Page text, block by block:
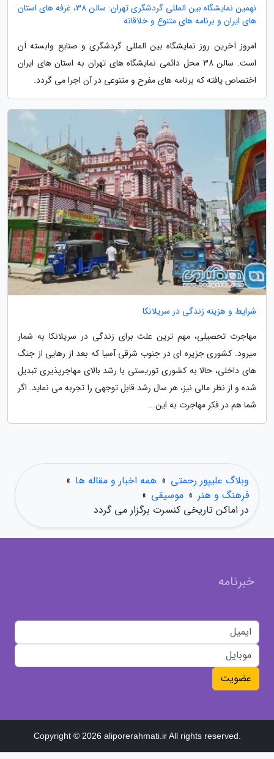
نهمین نمایشگاه بین المللی گردشگری تهران: سالن 38، غرفه های استان
های ایران و برنامه های متنوع و خلاقانه
امروز آخرین روز نمایشگاه بین المللی گردشگری و صنایع وابسته آن
است. سالن 38 محل دائمی نمایشگاه های تهران به استان های ایران
اختصاص یافته که برنامه های مفرح و متنوعی در آن اجرا می گردد.
شرایط و هزینه زندگی در سریلانکا
مهاجرت تحصیلی، مهم ترین علت برای زندگی در سریلانکا به شمار
میرود. کشوری جزیره ای در جنوب شرقی آسیا که بعد از رهایی از جنگ
های داخلی، حالا به کشوری توریستی با رشد بالای مهاجرپذیری تبدیل
شده و از نظر مالی نیز، هر سال رشد قابل توجهی را تجربه می نماید. اگر
شما هم در فکر مهاجرت به این...
وبلاگ علیپور رحمتی » همه اخبار و مقاله ها »
فرهنگ و هنر » موسیقی »
در اماکن تاریخی کنسرت برگزار می گردد
خبرنامه
عضویت
Copyright © 2026 aliporerahmati.ir All rights reserved.